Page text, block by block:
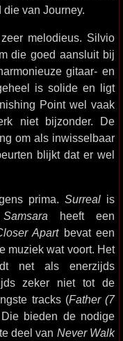
van Journey.
melodieus. Silvio
die goed aansluit bij
gitaar- en
is solide en ligt
Point wel vaak
niet bijzonder. De
om als inwisselbaar
blijkt dat er wel
prima. Surreal is
Samsara heeft een
Apartbevat een
muziek wat voort. Het
net als enerzijds
zeker niet tot de
tracks (Father (7
bieden de nodige
deel van Never Walk